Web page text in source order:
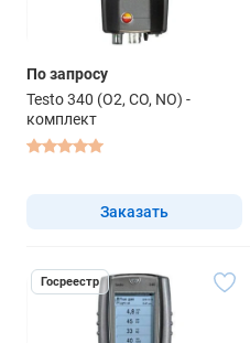
По запросу
Testo 340 (O2, CO, NO) -
комплект
Заказать
Госреестр